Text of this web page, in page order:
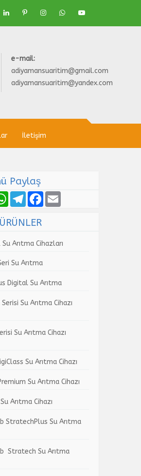
e-mail:
adiyamansuaritim@gmail.com
adiyamansuaritim@yandex.com
İletişim
Paylaş
WhatsAppTelegramFacebook
Email
Arıtma Cihazları
Su Arıtma
Digital Su Arıtma
Su Arıtma Cihazı
Su Arıtma Cihazı
Su Arıtma Cihazı
Su Arıtma Cihazı
Arıtma Cihazı
StratechPlus Su Arıtma
Stratech Su Arıtma